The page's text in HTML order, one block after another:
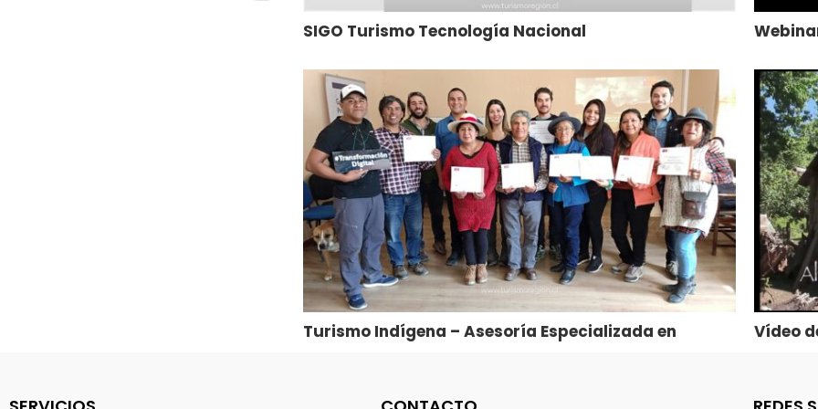
SIGO Turismo Tecnología Nacional
Turismo Indígena – Asesoría Especializada en
Vídeo